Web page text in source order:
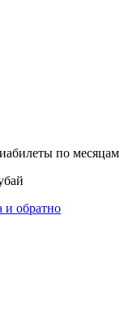
по месяцам
и обратно